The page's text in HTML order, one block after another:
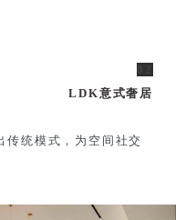
02
LDK意式奢居
统模式，为空间社交